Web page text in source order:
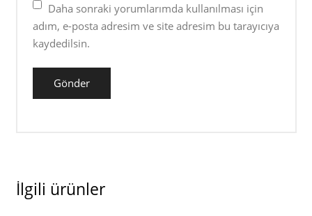
Daha sonraki yorumlarımda kullanılması için
adım, e-posta adresim ve site adresim bu tarayıcıya
kaydedilsin.
İlgili ürünler